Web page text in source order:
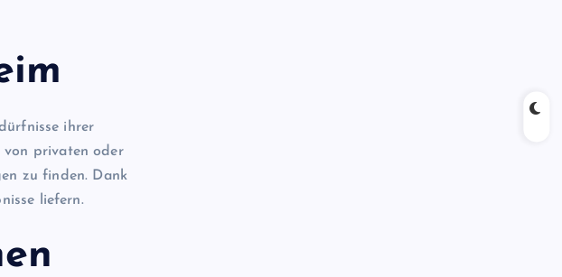
ihrer
von privaten oder
zu finden. Dank
liefern.